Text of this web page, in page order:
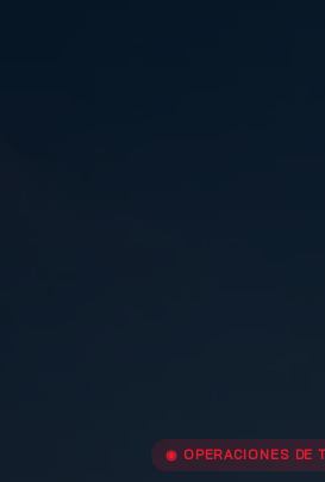
◉ OPERACIONES DE